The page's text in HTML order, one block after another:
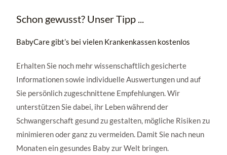
Schon gewusst? Unser Tipp ...
BabyCare gibt’s bei vielen Krankenkassen kostenlos
Erhalten Sie noch mehr wissenschaftlich gesicherte
Informationen sowie individuelle Auswertungen und auf
Sie persönlich zugeschnittene Empfehlungen. Wir
unterstützen Sie dabei, ihr Leben während der
Schwangerschaft gesund zu gestalten, mögliche Risiken zu
minimieren oder ganz zu vermeiden. Damit Sie nach neun
Monaten ein gesundes Baby zur Welt bringen.